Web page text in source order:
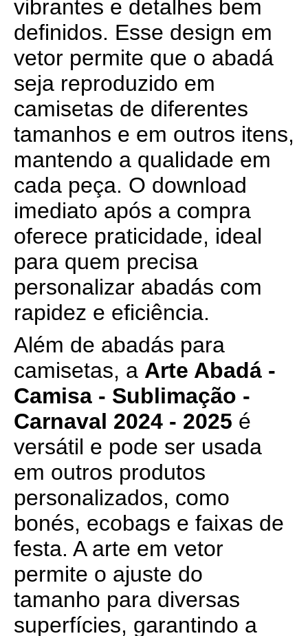
vibrantes e detalhes bem
definidos. Esse design em
vetor permite que o abadá
seja reproduzido em
camisetas de diferentes
tamanhos e em outros itens,
mantendo a qualidade em
cada peça. O download
imediato após a compra
oferece praticidade, ideal
para quem precisa
personalizar abadás com
rapidez e eficiência.
Além de abadás para
camisetas, a Arte Abadá -
Camisa - Sublimação -
Carnaval 2024 - 2025 é
versátil e pode ser usada
em outros produtos
personalizados, como
bonés, ecobags e faixas de
festa. A arte em vetor
permite o ajuste do
tamanho para diversas
superfícies, garantindo a